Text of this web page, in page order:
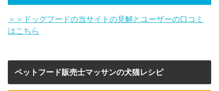
＞＞ドッグフードの当サイトの見解とユーザーの口コミ
はこちら
ペットフード販売士マッサンの犬猫レシピ